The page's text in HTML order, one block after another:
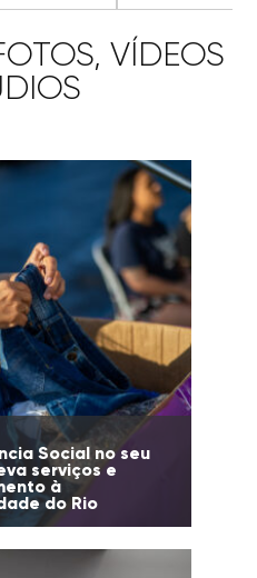
VÍDEOS
Social no seu
serviços e
à
do Rio